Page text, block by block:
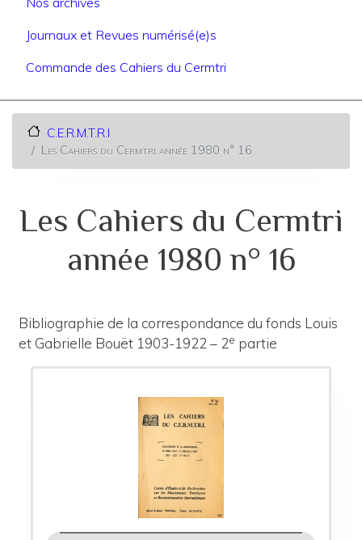
Journaux et Revues numérisé(e)s
Commande des Cahiers du Cermtri
C.E.R.M.T.R.I
Les Cahiers du Cermtri année 1980 n° 16
Les Cahiers du Cermtri
année 1980 n° 16
Bibliographie de la correspondance du fonds Louis
et Gabrielle Bouët 1903-1922 – 2e partie